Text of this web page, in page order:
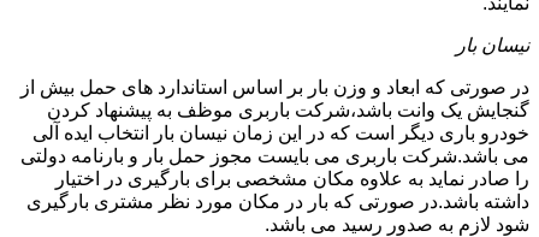
نیسان بار
در صورتی که ابعاد و وزن بار بر اساس استاندارد های حمل بیش از
گنجایش یک وانت باشد،شرکت باربری موظف به پیشنهاد کردن
خودرو باری دیگر است که در این زمان نیسان بار انتخاب ایده آلی
می باشد.شرکت باربری می بایست مجوز حمل بار و بارنامه دولتی
را صادر نماید به علاوه مکان مشخصی برای بارگیری در اختیار
داشته باشد.در صورتی که بار در مکان مورد نظر مشتری بارگیری
شود لازم به صدور رسید می باشد.